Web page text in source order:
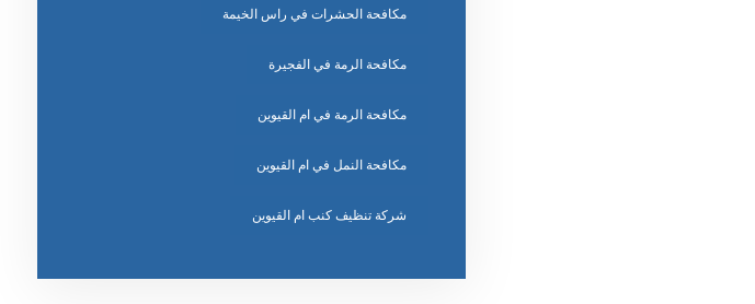
مكافحة الحشرات في راس الخيمة
مكافحة الرمة في الفجيرة
مكافحة الرمة في ام القيوين
مكافحة النمل في ام القيوين